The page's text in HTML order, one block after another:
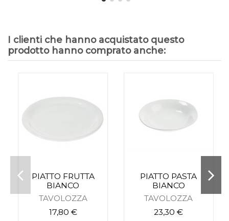
I clienti che hanno acquistato questo
prodotto hanno comprato anche:
PIATTO FRUTTA
BIANCO
TAVOLOZZA
17,80 €
PIATTO PASTA
BIANCO
TAVOLOZZA
23,30 €